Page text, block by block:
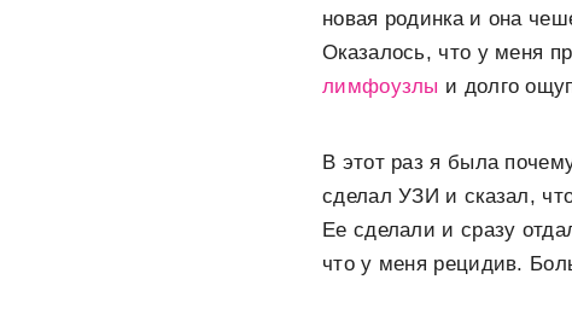
новая родинка и она
Оказалось, что у меня
лимфоузлы и долго
В этот раз я была
сделал УЗИ и сказал,
Ее сделали и сразу
что у меня рецидив.